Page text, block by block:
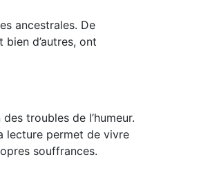
ancestrales. De
d’autres, ont
troubles de l’humeur.
lecture permet de vivre
souffrances.